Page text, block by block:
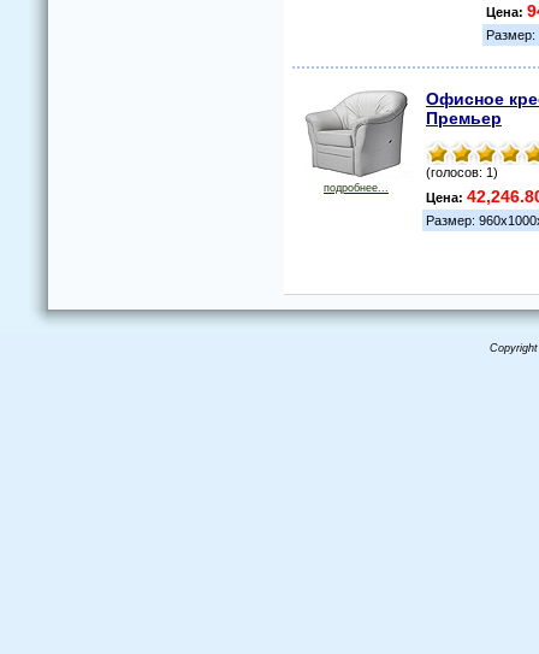
Цена:
Размер:
подробнее...
Офисное
Премьер
(голосов: 1)
Цена:
Размер: